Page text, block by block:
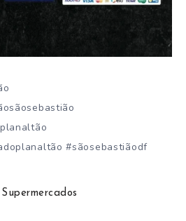
#sãosebastiãodf
Supermercados